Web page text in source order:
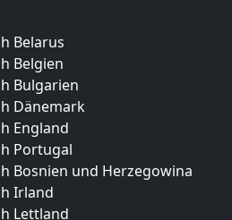
Belarus
Belgien
Bulgarien
Dänemark
England
Portugal
Bosnien und Herzegowina
Irland
Lettland